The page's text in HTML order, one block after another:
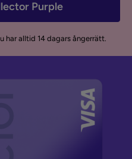
Purple
har alltid 14 dagars ångerrätt.